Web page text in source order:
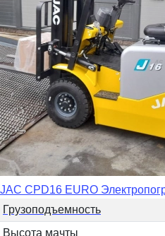
JAC CPD16 EURO
Грузоподъемность
Высота мачты